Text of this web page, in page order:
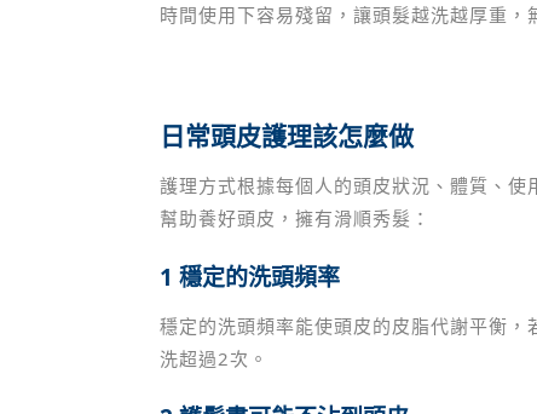
時間使用下容易殘留，讓頭髮越洗越厚重，
日常頭皮護理該怎麼做
護理方式根據每個人的頭皮狀況、體質、
幫助養好頭皮，擁有滑順秀髮：
1 穩定的洗頭頻率
穩定的洗頭頻率能使頭皮的皮脂代謝平衡
洗超過2次。